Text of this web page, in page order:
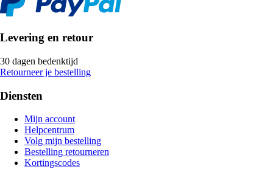
Levering en retour
30 dagen bedenktijd
Retourneer je bestelling
Diensten
Mijn account
Helpcentrum
Volg mijn bestelling
Bestelling retourneren
Kortingscodes